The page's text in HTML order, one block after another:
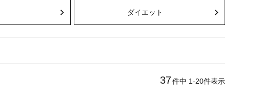
ダイエット
37件中 1-20件表示